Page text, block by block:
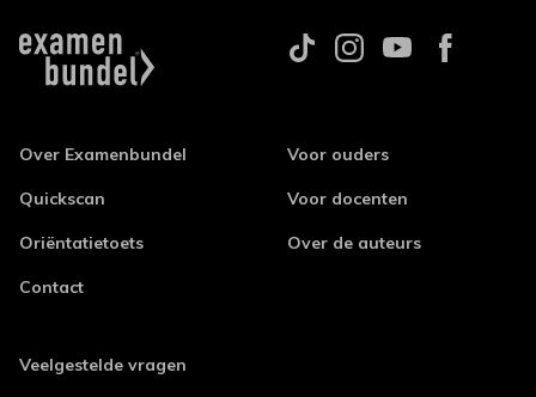
Over Examenbundel
Quickscan
Oriëntatietoets
Contact
Voor ouders
Voor docenten
Over de auteurs
Veelgestelde vragen